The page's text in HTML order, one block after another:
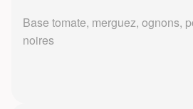
Base tomate, merguez, ognons,
noires